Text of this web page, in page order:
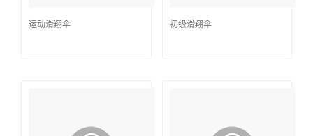
运动滑翔伞 初级滑翔伞